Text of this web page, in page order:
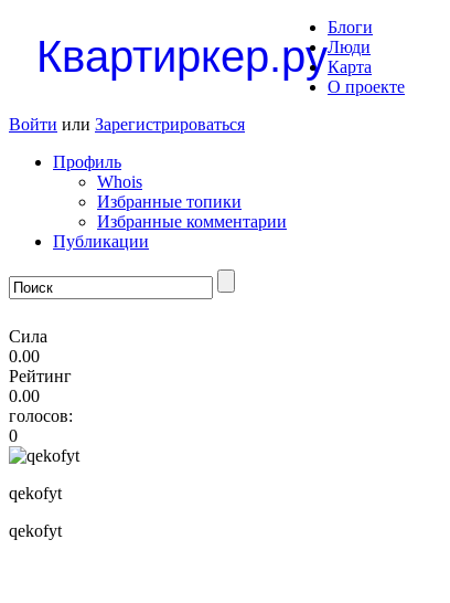
Квартиркер.ру
Блоги
Люди
Карта
О проекте
Войти или Зарегистрироваться
Профиль
Whois
Избранные топики
Избранные комментарии
Публикации
Сила
0.00
Рейтинг
0.00
голосов:
0
qekofyt
qekofyt